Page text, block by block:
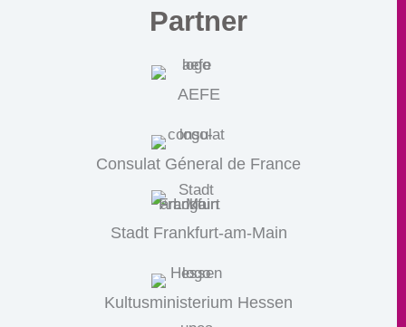
Partner
AEFE
Consulat Géneral de France
Stadt Frankfurt-am-Main
Kultusministerium Hessen